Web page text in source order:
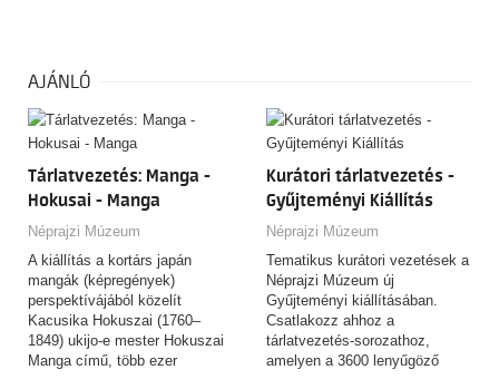
AJÁNLÓ
Tárlatvezetés: Manga -
Hokusai - Manga
Néprajzi Múzeum
A kiállítás a kortárs japán
mangák (képregények)
perspektívájából közelít
Kacusika Hokuszai (1760–
1849) ukijo-e mester Hokuszai
Manga című, több ezer
Kurátori tárlatvezetés -
Gyűjteményi Kiállítás
Néprajzi Múzeum
Tematikus kurátori vezetések a
Néprajzi Múzeum új
Gyűjteményi kiállításában.
Csatlakozz ahhoz a
tárlatvezetés-sorozathoz,
amelyen a 3600 lenyűgöző